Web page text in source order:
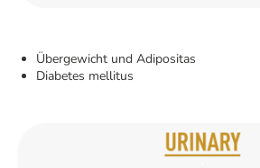
Übergewicht und Adipositas
Diabetes mellitus